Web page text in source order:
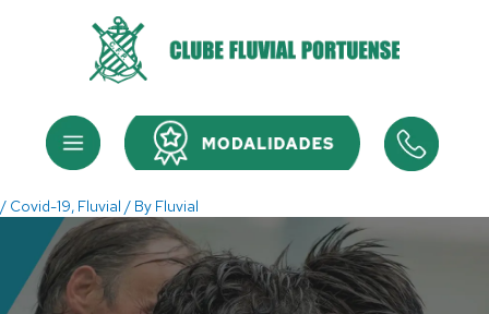
Menu Menu
/ Covid-19, Fluvial / By Fluvial